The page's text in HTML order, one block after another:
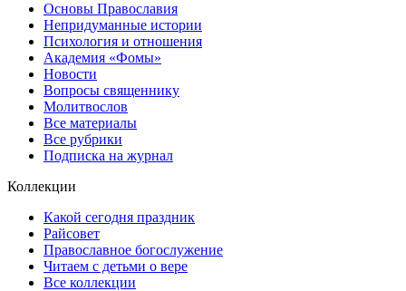
Основы Православия
Непридуманные истории
Психология и отношения
Академия «Фомы»
Новости
Вопросы священнику
Молитвослов
Все материалы
Все рубрики
Подписка на журнал
Коллекции
Какой сегодня праздник
Райсовет
Православное богослужение
Читаем с детьми о вере
Все коллекции